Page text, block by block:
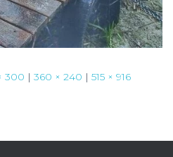
300 | 360 × 240 | 515 × 916